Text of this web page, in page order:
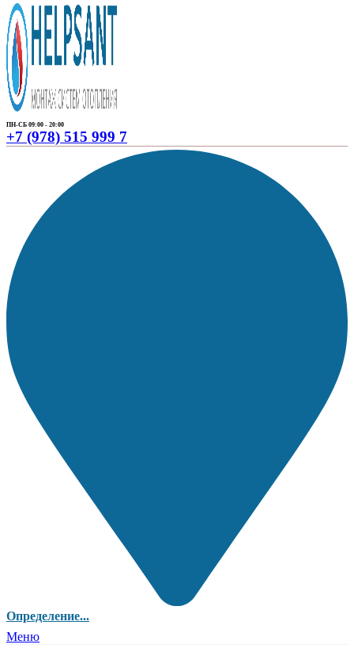
ПН-СБ 09:00 - 20:00
+7 (978) 515 999 7
Определение...
Меню